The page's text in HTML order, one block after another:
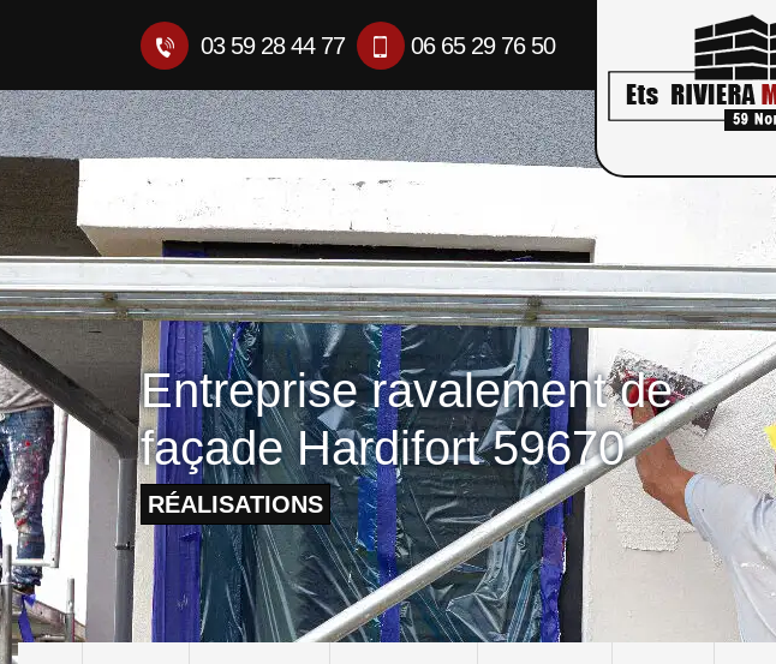
03 59 28 44 77 06 65 29 76 50
Entreprise ravalement de
façade Hardifort 59670
RÉALISATIONS